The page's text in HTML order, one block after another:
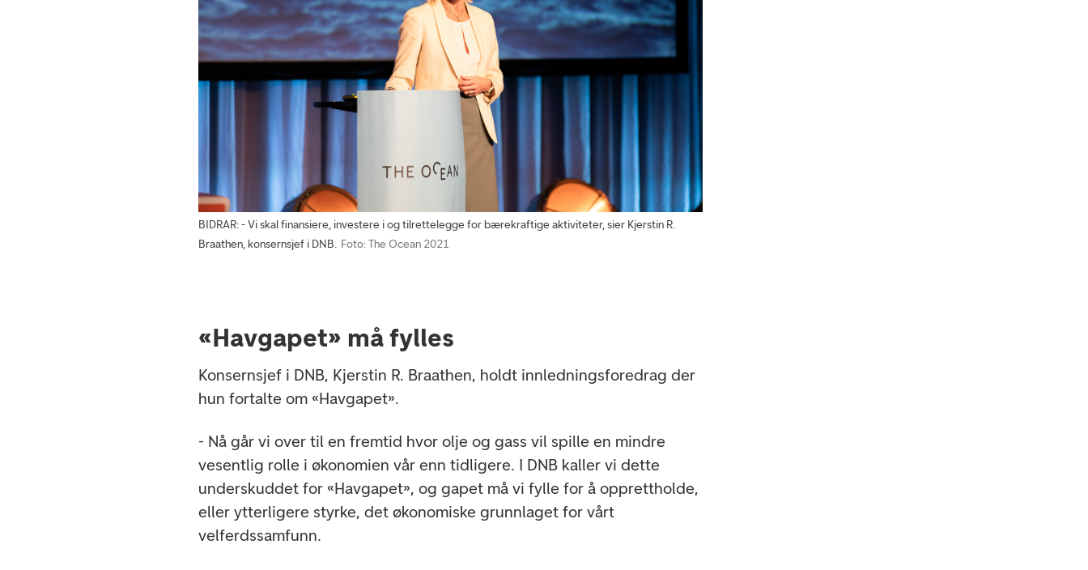
BIDRAR: - Vi skal finansiere, investere i og tilrettelegge for bærekraftige aktiviteter, sier Kjerstin R.
Braathen, konsernsjef i DNB. Foto: The Ocean 2021
«Havgapet» må fylles
Konsernsjef i DNB, Kjerstin R. Braathen, holdt innledningsforedrag der
hun fortalte om «Havgapet».
- Nå går vi over til en fremtid hvor olje og gass vil spille en mindre
vesentlig rolle i økonomien vår enn tidligere. I DNB kaller vi dette
underskuddet for «Havgapet», og gapet må vi fylle for å opprettholde,
eller ytterligere styrke, det økonomiske grunnlaget for vårt
velferdssamfunn.